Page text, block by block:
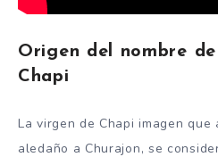
Origen del nombre
Chapi
La virgen de Chapi imagen que
aledaño a Churajon, se